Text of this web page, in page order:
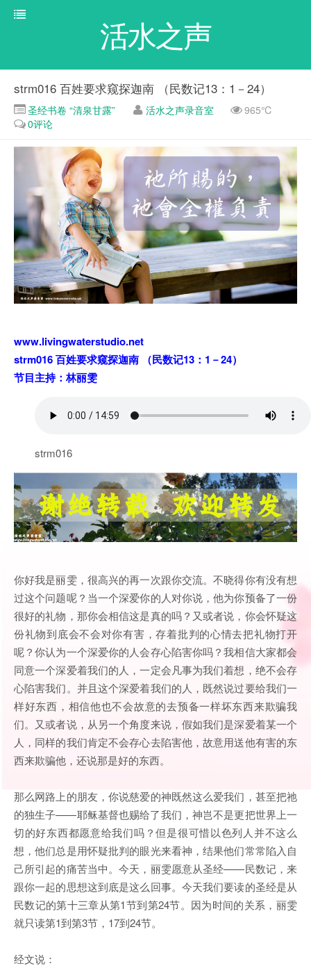
活水之声
strm016 百姓要求窥探迦南 （民数记13：1－24）
圣经书卷 “清泉甘露” 活水之声录音室
965℃
0评论
www.livingwaterstudio.net
strm016 百姓要求窥探迦南 （民数记13：1－24）
节目主持：林丽雯
strm016
你好我是丽雯，很高兴的再一次跟你交流。不晓得你有没有想
过这个问题呢？当一个深爱你的人对你说，他为你预备了一份
很好的礼物，那你会相信这是真的吗？又或者说，你会怀疑这
份礼物到底会不会对你有害，存着批判的心情去把礼物打开
呢？你认为一个深爱你的人会存心陷害你吗？我相信大家都会
同意一个深爱着我们的人，一定会凡事为我们着想，绝不会存
心陷害我们。并且这个深爱着我们的人，既然说过要给我们一
样好东西，相信他也不会故意的去预备一样坏东西来欺骗我
们。又或者说，从另一个角度来说，假如我们是深爱着某一个
人，同样的我们肯定不会存心去陷害他，故意用送他有害的东
西来欺骗他，还说那是好的东西。
那么网路上的朋友，你说慈爱的神既然这么爱我们，甚至把祂
的独生子——耶稣基督也赐给了我们，神岂不是更把世界上一
切的好东西都愿意给我们吗？但是很可惜以色列人并不这么
想，他们总是用怀疑批判的眼光来看神，结果他们常常陷入自
己所引起的痛苦当中。今天，丽雯愿意从圣经——民数记，来
跟你一起的思想这到底是这么回事。今天我们要读的圣经是从
民数记的第十三章从第1节到第24节。因为时间的关系，丽雯
就只读第1到第3节，17到24节。
经文说：